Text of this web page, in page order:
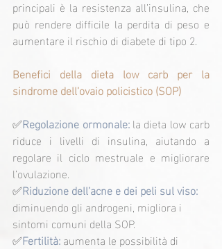
principali è la resistenza all’insulina, che
può rendere difficile la perdita di peso e
aumentare il rischio di diabete di tipo 2.
Benefici della dieta low carb per la
sindrome dell’ovaio policistico (SOP)
✅Regolazione ormonale: la dieta low carb
riduce i livelli di insulina, aiutando a
regolare il ciclo mestruale e migliorare
l’ovulazione.
✅Riduzione dell’acne e dei peli sul viso:
diminuendo gli androgeni, migliora i
sintomi comuni della SOP.
✅Fertilità: aumenta le possibilità di